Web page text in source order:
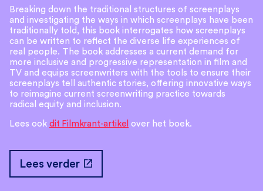
Breaking down the traditional structures of screenplays
and investigating the ways in which screenplays have been
traditionally told, this book interrogates how screenplays
can be written to reflect the diverse life experiences of
real people. The book addresses a current demand for
more inclusive and progressive representation in film and
TV and equips screenwriters with the tools to ensure their
screenplays tell authentic stories, oﬀering innovative ways
to reimagine current screenwriting practice towards
radical equity and inclusion.
Lees ook dit Filmkrant-artikel over het boek.
Lees verder open_in_new